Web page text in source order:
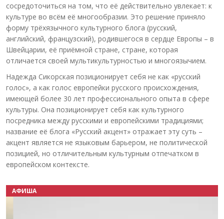
сосредоточиться на том, что её действительно увлекает: к
культуре во всём её многообразии. Это решение приняло
форму трёхязычного культурного блога (русский,
английский, французский), родившегося в сердце Европы – в
Швейцарии, её приёмной стране, стране, которая
отличается своей мультикультурностью и многоязычием.
Надежда Сикорская позиционирует себя не как «русский
голос», а как голос европейки русского происхождения,
имеющей более 30 лет профессионального опыта в сфере
культуры. Она позиционирует себя как культурного
посредника между русскими и европейскими традициями;
название её блога «Русский акцент» отражает эту суть –
акцент является не языковым барьером, не политической
позицией, но отличительным культурным отпечатком в
европейском контексте.
АФИША